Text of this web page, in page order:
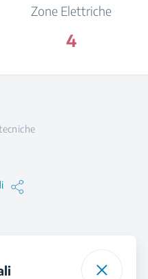
Zone Elettriche
4